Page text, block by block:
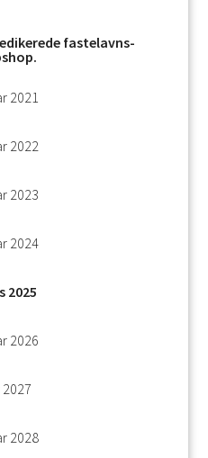
fastelavns-
2021
2022
2023
2024
2025
2026
2028